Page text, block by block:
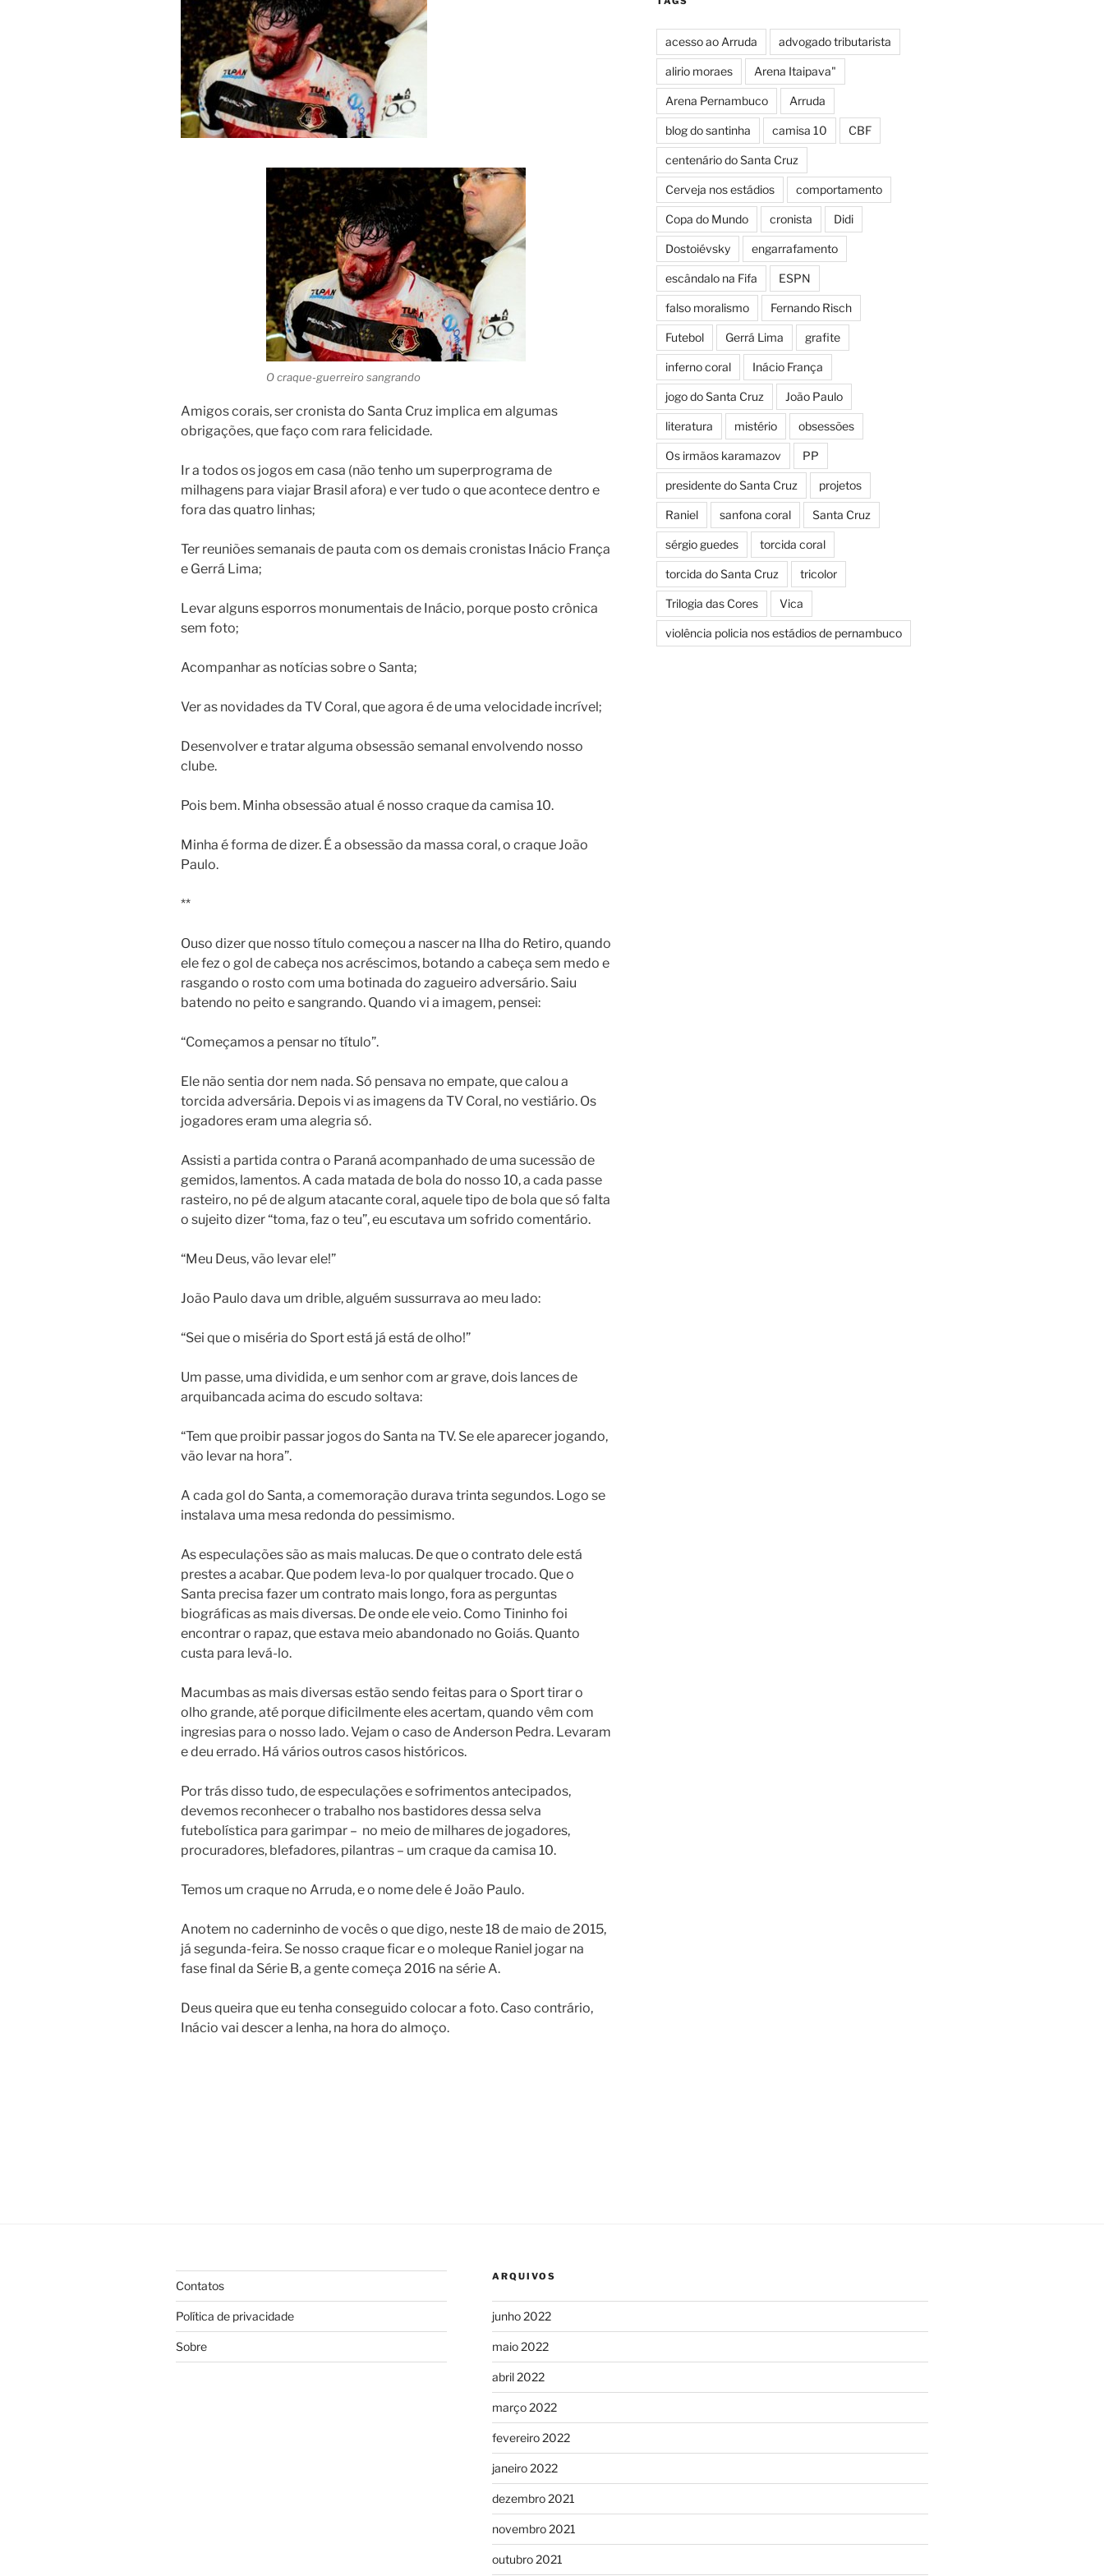
O craque-guerreiro sangrando
Amigos corais, ser cronista do Santa Cruz implica em algumas
obrigações, que faço com rara felicidade.
Ir a todos os jogos em casa (não tenho um superprograma de
milhagens para viajar Brasil afora) e ver tudo o que acontece dentro e
fora das quatro linhas;
Ter reuniões semanais de pauta com os demais cronistas Inácio França
e Gerrá Lima;
Levar alguns esporros monumentais de Inácio, porque posto crônica
sem foto;
Acompanhar as notícias sobre o Santa;
Ver as novidades da TV Coral, que agora é de uma velocidade incrível;
Desenvolver e tratar alguma obsessão semanal envolvendo nosso
clube.
Pois bem. Minha obsessão atual é nosso craque da camisa 10.
Minha é forma de dizer. É a obsessão da massa coral, o craque João
Paulo.
**
Ouso dizer que nosso título começou a nascer na Ilha do Retiro, quando
ele fez o gol de cabeça nos acréscimos, botando a cabeça sem medo e
rasgando o rosto com uma botinada do zagueiro adversário. Saiu
batendo no peito e sangrando. Quando vi a imagem, pensei:
“Começamos a pensar no título”.
Ele não sentia dor nem nada. Só pensava no empate, que calou a
torcida adversária. Depois vi as imagens da TV Coral, no vestiário. Os
jogadores eram uma alegria só.
Assisti a partida contra o Paraná acompanhado de uma sucessão de
gemidos, lamentos. A cada matada de bola do nosso 10, a cada passe
rasteiro, no pé de algum atacante coral, aquele tipo de bola que só falta
o sujeito dizer “toma, faz o teu”, eu escutava um sofrido comentário.
“Meu Deus, vão levar ele!”
João Paulo dava um drible, alguém sussurrava ao meu lado:
“Sei que o miséria do Sport está já está de olho!”
Um passe, uma dividida, e um senhor com ar grave, dois lances de
arquibancada acima do escudo soltava:
“Tem que proibir passar jogos do Santa na TV. Se ele aparecer jogando,
vão levar na hora”.
A cada gol do Santa, a comemoração durava trinta segundos. Logo se
instalava uma mesa redonda do pessimismo.
As especulações são as mais malucas. De que o contrato dele está
prestes a acabar. Que podem leva-lo por qualquer trocado. Que o
Santa precisa fazer um contrato mais longo, fora as perguntas
biográficas as mais diversas. De onde ele veio. Como Tininho foi
encontrar o rapaz, que estava meio abandonado no Goiás. Quanto
custa para levá-lo.
Macumbas as mais diversas estão sendo feitas para o Sport tirar o
olho grande, até porque dificilmente eles acertam, quando vêm com
ingresias para o nosso lado. Vejam o caso de Anderson Pedra. Levaram
e deu errado. Há vários outros casos históricos.
Por trás disso tudo, de especulações e sofrimentos antecipados,
devemos reconhecer o trabalho nos bastidores dessa selva
futebolística para garimpar – no meio de milhares de jogadores,
procuradores, blefadores, pilantras – um craque da camisa 10.
Temos um craque no Arruda, e o nome dele é João Paulo.
Anotem no caderninho de vocês o que digo, neste 18 de maio de 2015,
já segunda-feira. Se nosso craque ficar e o moleque Raniel jogar na
fase final da Série B, a gente começa 2016 na série A.
Deus queira que eu tenha conseguido colocar a foto. Caso contrário,
Inácio vai descer a lenha, na hora do almoço.
acesso ao Arruda advogado tributarista
alirio moraes Arena Itaipava"
Arena Pernambuco Arruda
blog do santinha camisa 10 CBF
centenário do Santa Cruz
Cerveja nos estádios comportamento
Copa do Mundo cronista Didi
Dostoiévsky engarrafamento
escândalo na Fifa ESPN
falso moralismo Fernando Risch
Futebol Gerrá Lima grafite
inferno coral Inácio França
jogo do Santa Cruz João Paulo
literatura mistério obsessões
Os irmãos karamazov PP
presidente do Santa Cruz projetos
Raniel sanfona coral Santa Cruz
sérgio guedes torcida coral
torcida do Santa Cruz tricolor
Trilogia das Cores Vica
violência policia nos estádios de pernambuco
Contatos
Política de privacidade
Sobre
ARQUIVOS
junho 2022
maio 2022
abril 2022
março 2022
fevereiro 2022
janeiro 2022
dezembro 2021
novembro 2021
outubro 2021